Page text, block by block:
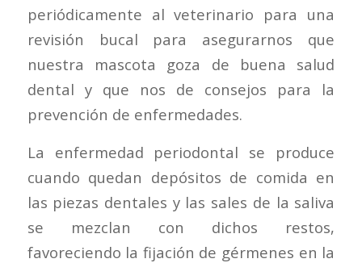
periódicamente al veterinario para una
revisión bucal para asegurarnos que
nuestra mascota goza de buena salud
dental y que nos de consejos para la
prevención de enfermedades.
La enfermedad periodontal se produce
cuando quedan depósitos de comida en
las piezas dentales y las sales de la saliva
se mezclan con dichos restos,
favoreciendo la fijación de gérmenes en la